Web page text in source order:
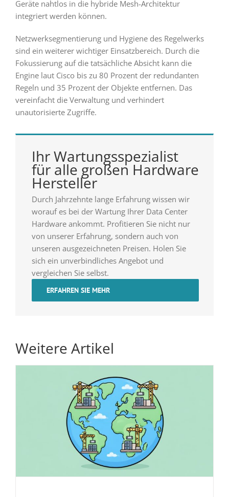
Geräte nahtlos in die hybride Mesh-Architektur
integriert werden können.
Netzwerksegmentierung und Hygiene des Regelwerks
sind ein weiterer wichtiger Einsatzbereich. Durch die
Fokussierung auf die tatsächliche Absicht kann die
Engine laut Cisco bis zu 80 Prozent der redundanten
Regeln und 35 Prozent der Objekte entfernen. Das
vereinfacht die Verwaltung und verhindert
unautorisierte Zugriffe.
Ihr Wartungsspezialist
für alle großen Hardware
Hersteller
Durch Jahrzehnte lange Erfahrung wissen wir
worauf es bei der Wartung Ihrer Data Center
Hardware ankommt. Profitieren Sie nicht nur
von unserer Erfahrung, sondern auch von
unseren ausgezeichneten Preisen. Holen Sie
sich ein unverbindliches Angebot und
vergleichen Sie selbst.
ERFAHREN SIE MEHR
Weitere Artikel